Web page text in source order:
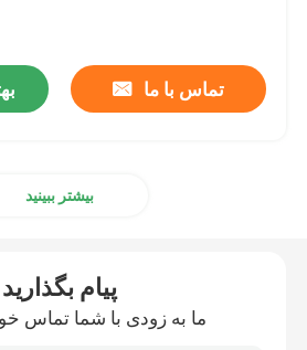
تماس با ما
بیشتر ببینید
پیام بگذارید
ما به زودی با شما تماس